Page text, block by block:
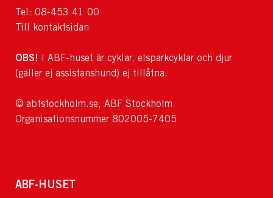
Tel: 08-453 41 00
Till kontaktsidan
OBS! I ABF-huset är cyklar, elsparkcyklar och djur
(gäller ej assistanshund) ej tillåtna.
© abfstockholm.se, ABF Stockholm
Organisationsnummer 802005-7405
ABF-HUSET